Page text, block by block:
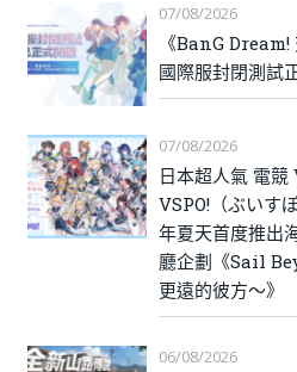
07/08/2026
《BanG Dream!
國際服封閉測試
07/08/2026
日本超人氣 電
VSPO!（ぶいす
年夏天首度推出
廳企劃《Sail
更遠的彼方～》
06/08/2026